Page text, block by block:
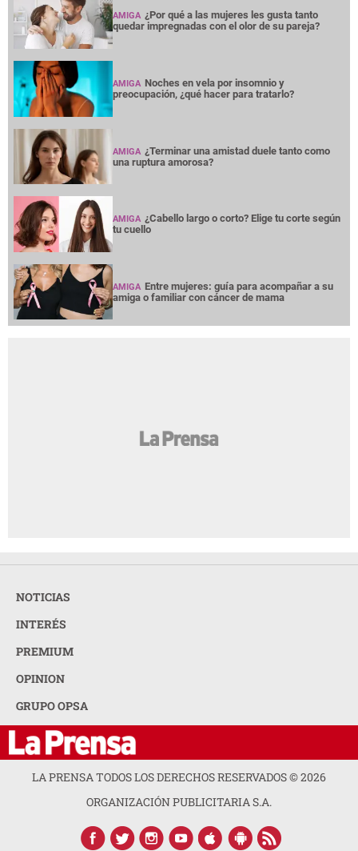
AMIGA ¿Por qué a las mujeres les gusta tanto
quedar impregnadas con el olor de su pareja?
AMIGA Noches en vela por insomnio y
preocupación, ¿qué hacer para tratarlo?
AMIGA ¿Terminar una amistad duele tanto como
una ruptura amorosa?
AMIGA ¿Cabello largo o corto? Elige tu corte según
tu cuello
AMIGA Entre mujeres: guía para acompañar a su
amiga o familiar con cáncer de mama
NOTICIAS
INTERÉS
PREMIUM
OPINION
GRUPO OPSA
LA PRENSA TODOS LOS DERECHOS RESERVADOS ©2026
ORGANIZACIÓN PUBLICITARIA S.A.